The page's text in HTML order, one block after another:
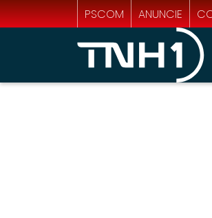
PSCOM ANUNCIE